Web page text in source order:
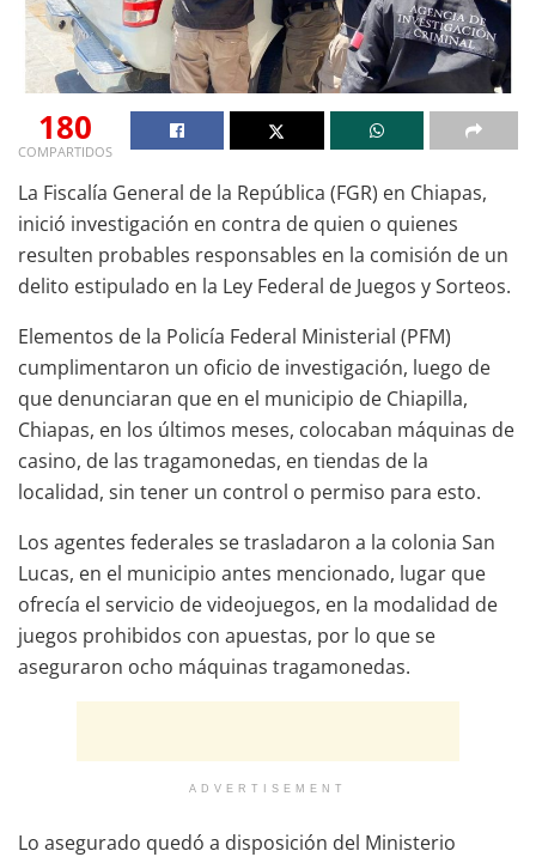
180
COMPARTIDOS
La Fiscalía General de la República (FGR) en Chiapas,
inició investigación en contra de quien o quienes
resulten probables responsables en la comisión de un
delito estipulado en la Ley Federal de Juegos y Sorteos.
Elementos de la Policía Federal Ministerial (PFM)
cumplimentaron un oficio de investigación, luego de
que denunciaran que en el municipio de Chiapilla,
Chiapas, en los últimos meses, colocaban máquinas de
casino, de las tragamonedas, en tiendas de la
localidad, sin tener un control o permiso para esto.
Los agentes federales se trasladaron a la colonia San
Lucas, en el municipio antes mencionado, lugar que
ofrecía el servicio de videojuegos, en la modalidad de
juegos prohibidos con apuestas, por lo que se
aseguraron ocho máquinas tragamonedas.
ADVERTISEMENT
Lo asegurado quedó a disposición del Ministerio